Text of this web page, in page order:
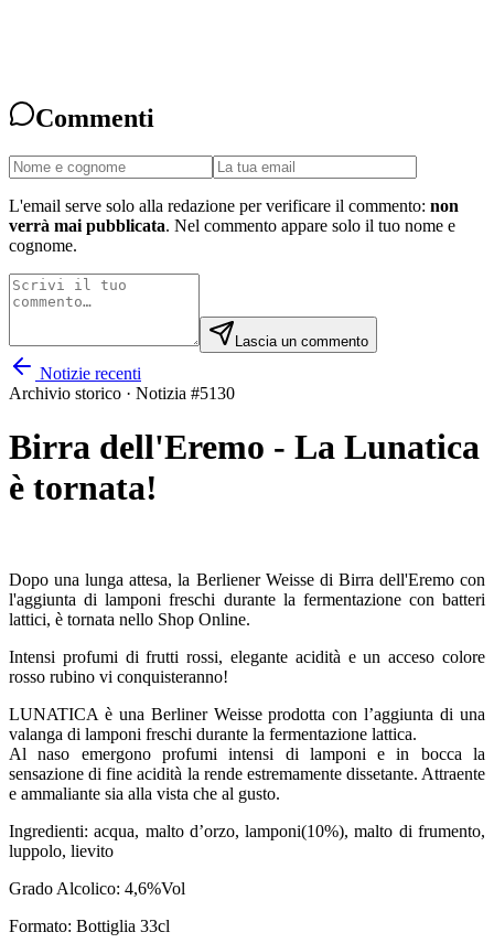
Commenti
L'email serve solo alla redazione per verificare il commento: non
verrà mai pubblicata. Nel commento appare solo il tuo nome e
cognome.
Lascia un commento
Notizie recenti
Archivio storico · Notizia #5130
Birra dell'Eremo - La Lunatica
è tornata!
Dopo una lunga attesa, la Berliener Weisse di Birra dell'Eremo con
l'aggiunta di lamponi freschi durante la fermentazione con batteri
lattici, è tornata nello Shop Online.
Intensi profumi di frutti rossi, elegante acidità e un acceso colore
rosso rubino vi conquisteranno!
LUNATICA è una Berliner Weisse prodotta con l’aggiunta di una
valanga di lamponi freschi durante la fermentazione lattica.
Al naso emergono profumi intensi di lamponi e in bocca la
sensazione di fine acidità la rende estremamente dissetante. Attraente
e ammaliante sia alla vista che al gusto.
Ingredienti: acqua, malto d’orzo, lamponi(10%), malto di frumento,
luppolo, lievito
Grado Alcolico: 4,6%Vol
Formato: Bottiglia 33cl